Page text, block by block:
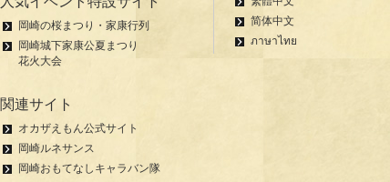
岡崎の桜まつり・家康行列
岡崎城下家康公夏まつり
花火大会
関連サイト
オカザえもん公式サイト
岡崎ルネサンス
岡崎おもてなしキャラバン隊
简体中文
ภาษาไทย